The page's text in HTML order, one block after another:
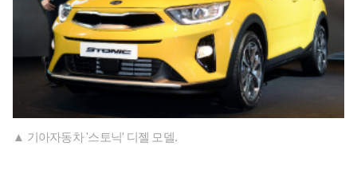
▲ 기아자동차 '스토닉' 디젤 모델.